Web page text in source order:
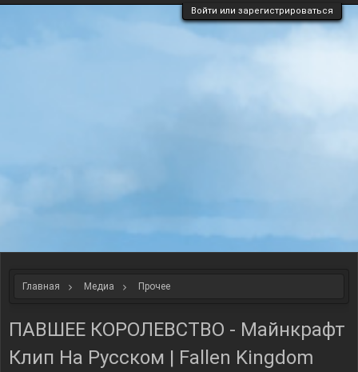
Войти или зарегистрироваться
Главная Медиа Прочее
ПАВШЕЕ КОРОЛЕВСТВО - Майнкрафт
Клип На Русском | Fallen Kingdom